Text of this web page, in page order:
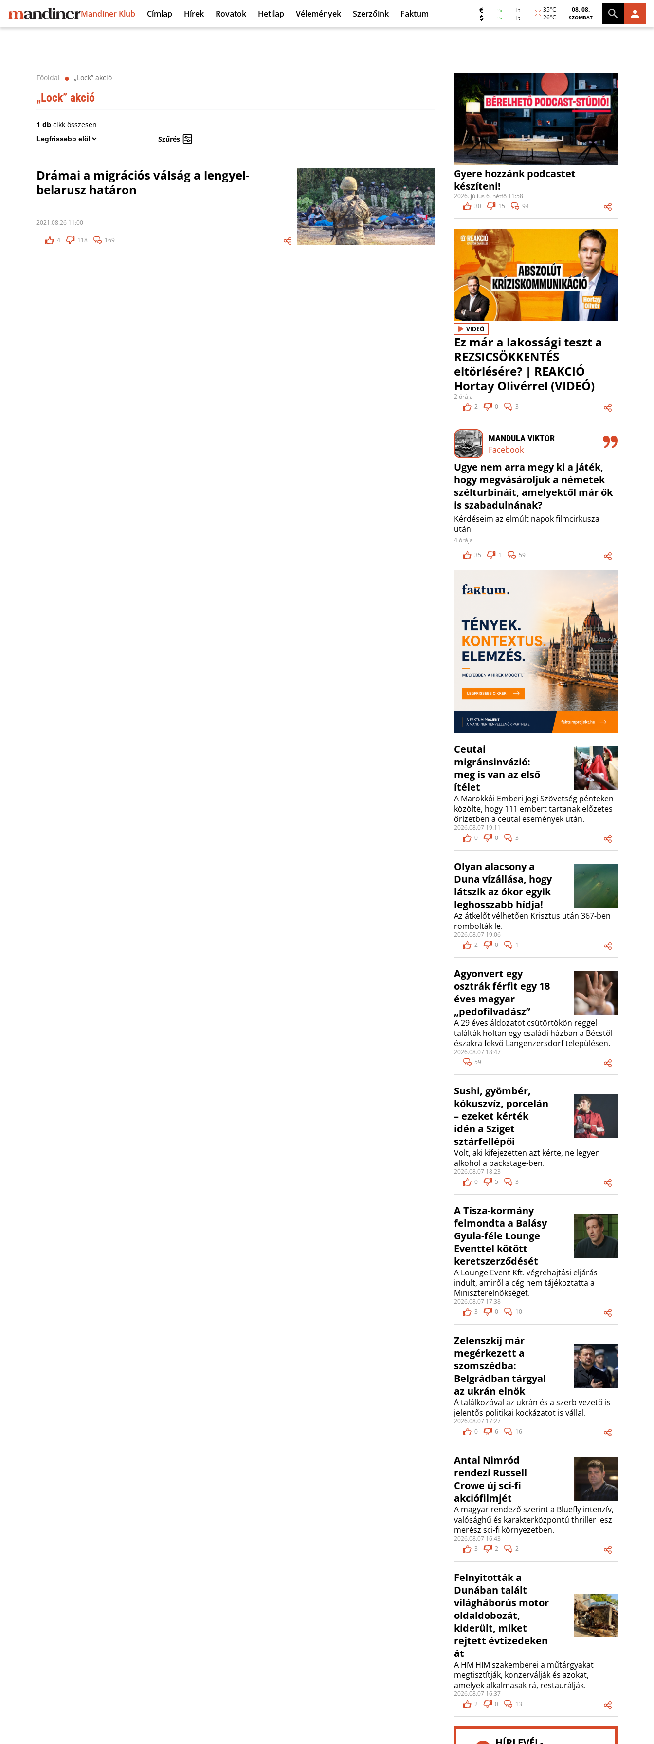
Mandiner Klub Címlap Hírek Rovatok Hetilap Vélemények Szerzőink Faktum
Ft
Ft
35°C
26°C
08. 08.
SZOMBAT
Főoldal ⬤ „Lock” akció
„Lock” akció
1 db cikk összesen
Szűrés
Drámai a migrációs válság a lengyel-
belarusz határon
2021.08.26 11:00
4 118 169
Gyere hozzánk podcastet
készíteni!
2026. július 6. hétfő 11:58
30
15 94
VIDEÓ
Ez már a lakossági teszt a
REZSICSÖKKENTÉS
eltörlésére? | REAKCIÓ
Hortay Olivérrel (VIDEÓ)
2 órája
2
0 3
MANDULA VIKTOR
Facebook
Ugye nem arra megy ki a játék,
hogy megvásároljuk a németek
szélturbináit, amelyektől már ők
is szabadulnának?
Kérdéseim az elmúlt napok filmcirkusza
után.
4 órája
35
1 59
Ceutai
migránsinvázió:
meg is van az első
ítélet
A Marokkói Emberi Jogi Szövetség pénteken
közölte, hogy 111 embert tartanak előzetes
őrizetben a ceutai események után.
2026.08.07 19:11
0
0 3
Olyan alacsony a
Duna vízállása, hogy
látszik az ókor egyik
leghosszabb hídja!
Az átkelőt vélhetően Krisztus után 367-ben
rombolták le.
2026.08.07 19:06
2
0 1
Agyonvert egy
osztrák férfit egy 18
éves magyar
„pedofilvadász”
A 29 éves áldozatot csütörtökön reggel
találták holtan egy családi házban a Bécstől
északra fekvő Langenzersdorf településen.
2026.08.07 18:47
59
Sushi, gyömbér,
kókuszvíz, porcelán
– ezeket kérték
idén a Sziget
sztárfellépői
Volt, aki kifejezetten azt kérte, ne legyen
alkohol a backstage-ben.
2026.08.07 18:23
0
5 3
A Tisza-kormány
felmondta a Balásy
Gyula-féle Lounge
Eventtel kötött
keretszerződését
A Lounge Event Kft. végrehajtási eljárás
indult, amiről a cég nem tájékoztatta a
Miniszterelnökséget.
2026.08.07 17:38
3
0 10
Zelenszkij már
megérkezett a
szomszédba:
Belgrádban tárgyal
az ukrán elnök
A találkozóval az ukrán és a szerb vezető is
jelentős politikai kockázatot is vállal.
2026.08.07 17:27
0
6 16
Antal Nimród
rendezi Russell
Crowe új sci-fi
akciófilmjét
A magyar rendező szerint a Bluefly intenzív,
valósághű és karakterközpontú thriller lesz
merész sci-fi környezetben.
2026.08.07 16:43
3
2 2
Felnyitották a
Dunában talált
világháborús motor
oldaldobozát,
kiderült, miket
rejtett évtizedeken
át
A HM HIM szakemberei a műtárgyakat
megtisztítják, konzerválják és azokat,
amelyek alkalmasak rá, restaurálják.
2026.08.07 16:37
2
0 13